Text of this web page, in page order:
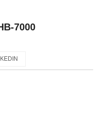
7000